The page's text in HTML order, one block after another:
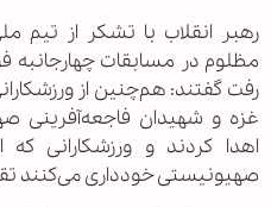
رهبر انقلاب با تشکر از تیم
مظلوم در مسابقات چهارجانبه
رفت گفتند: هم‌چنین از
غزه و شهیدان فاجعه‌آفرینی
اهدا کردند و ورزشکارانی که
صهیونیستی خودداری می‌کنند